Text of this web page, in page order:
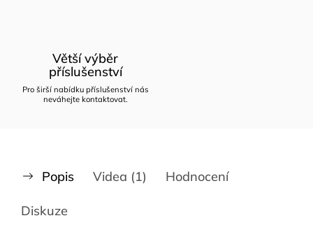
Větší výběr
příslušenství
Pro širší nabídku příslušenství nás
neváhejte kontaktovat.
Popis Videa (1) Hodnocení
Diskuze